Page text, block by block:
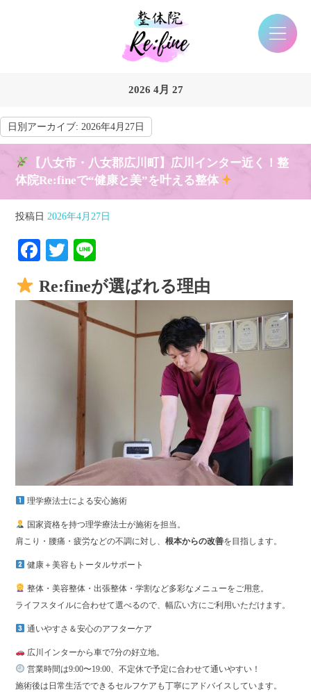
2026 4月 27
日別アーカイブ: 2026年4月27日
【八女市・八女郡広川町】広川インター近く！整
体院Re:fineで“健康と美”を叶える整体
投稿日 2026年4月27日
Facebook
Twitter
Re:fineが選ばれる理由
理学療法士による安心施術
国家資格を持つ理学療法士が施術を担当。
肩こり・腰痛・疲労などの不調に対し、根本からの改善を目指します。
健康＋美容もトータルサポート
整体・美容整体・出張整体・学割など多彩なメニューをご用意。
ライフスタイルに合わせて選べるので、幅広い方にご利用いただけます。
通いやすさ＆安心のアフターケア
広川インターから車で7分の好立地。
営業時間は9:00〜19:00、不定休で予定に合わせて通いやすい！
施術後は日常生活でできるセルフケアも丁寧にアドバイスしています。